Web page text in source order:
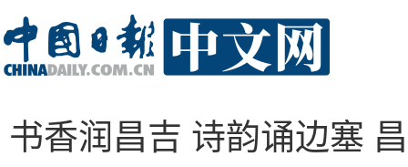
书香润昌吉 诗韵诵边塞